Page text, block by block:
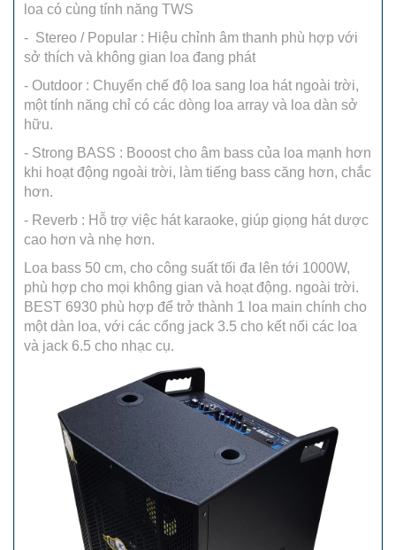
loa có cùng tính năng TWS
- Stereo / Popular : Hiệu chỉnh âm thanh phù hợp với
sở thích và không gian loa đang phát
- Outdoor : Chuyển chế độ loa sang loa hát ngoài trời,
một tính năng chỉ có các dòng loa array và loa dàn sở
hữu.
- Strong BASS : Booost cho âm bass của loa mạnh hơn
khi hoạt động ngoài trời, làm tiếng bass căng hơn, chắc
hơn.
- Reverb : Hỗ trợ việc hát karaoke, giúp giọng hát dược
cao hơn và nhẹ hơn.
Loa bass 50 cm, cho công suất tối đa lên tới 1000W,
phù hợp cho mọi không gian và hoạt động. ngoài trời.
BEST 6930 phù hợp để trở thành 1 loa main chính cho
một dàn loa, với các cổng jack 3.5 cho kết nối các loa
và jack 6.5 cho nhạc cụ.